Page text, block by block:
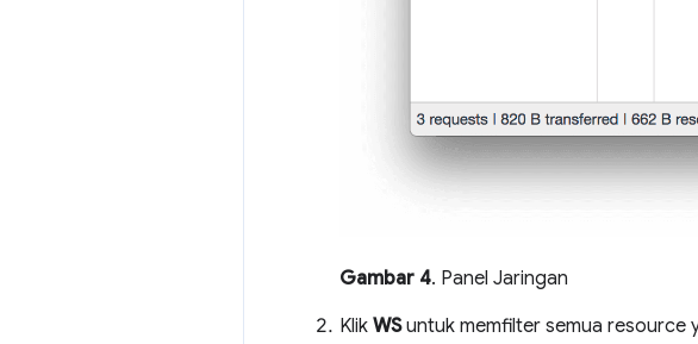
Gambar 4. Panel Jaringan
Klik WSuntuk memfilter semua resource